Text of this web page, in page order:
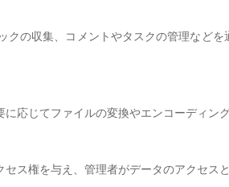
の収集、コメントやタスクの管理など
応じてファイルの変換やエンコーディン
ス権を与え、管理者がデータのアクセス